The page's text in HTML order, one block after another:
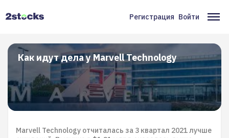
Меню
учётной
записи
пользователя
Регистрация Войти
Как идут дела у Marvell Technology
Marvell Technology отчиталась за 3 квартал 2021 лучше